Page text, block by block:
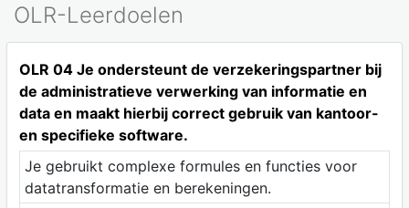
OLR-Leerdoelen
OLR 04 Je ondersteunt de verzekeringspartner bij
de administratieve verwerking van informatie en
data en maakt hierbij correct gebruik van kantoor-
en specifieke software.
Je gebruikt complexe formules en functies voor
datatransformatie en berekeningen.